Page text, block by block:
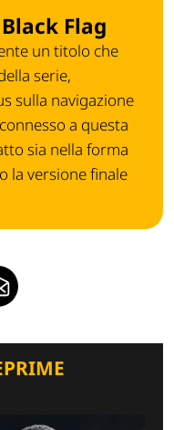
Flag
un titolo che
serie,
sulla navigazione
a questa
sia nella forma
la versione finale